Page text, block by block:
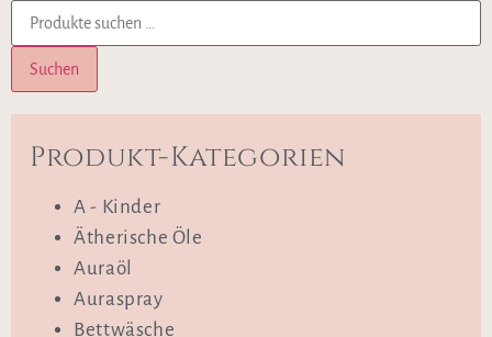
Suchen
Produkt-Kategorien
A - Kinder
Ätherische Öle
Auraöl
Auraspray
Bettwäsche